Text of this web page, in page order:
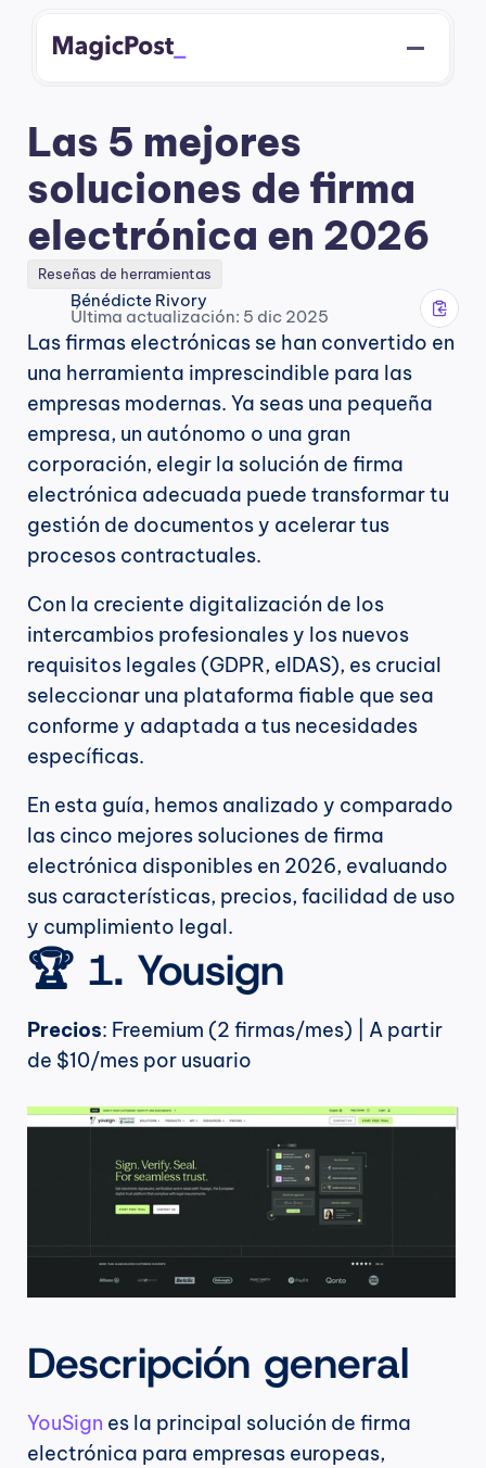
Las 5 mejores
soluciones de firma
electrónica en 2026
Reseñas de herramientas
Bénédicte Rivory
Última actualización: 5 dic 2025
Las firmas electrónicas se han convertido en
una herramienta imprescindible para las
empresas modernas. Ya seas una pequeña
empresa, un autónomo o una gran
corporación, elegir la solución de firma
electrónica adecuada puede transformar tu
gestión de documentos y acelerar tus
procesos contractuales.
Con la creciente digitalización de los
intercambios profesionales y los nuevos
requisitos legales (GDPR, eIDAS), es crucial
seleccionar una plataforma fiable que sea
conforme y adaptada a tus necesidades
específicas.
En esta guía, hemos analizado y comparado
las cinco mejores soluciones de firma
electrónica disponibles en 2026, evaluando
sus características, precios, facilidad de uso
y cumplimiento legal.
🏆 1. Yousign
Precios: Freemium (2 firmas/mes) | A partir
de $10/mes por usuario
Descripción general
YouSign es la principal solución de firma
electrónica para empresas europeas,